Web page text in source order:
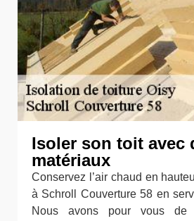
Isoler son toit avec
matériaux
Conservez l’air chaud en
à Schroll Couverture 58 en
Nous avons pour vous de